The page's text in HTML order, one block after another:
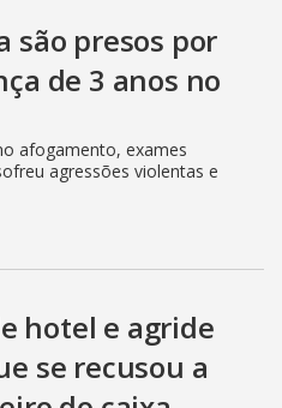
são presos por
de 3 anos no
afogamento, exames
agressões violentas e
hotel e agride
se recusou a